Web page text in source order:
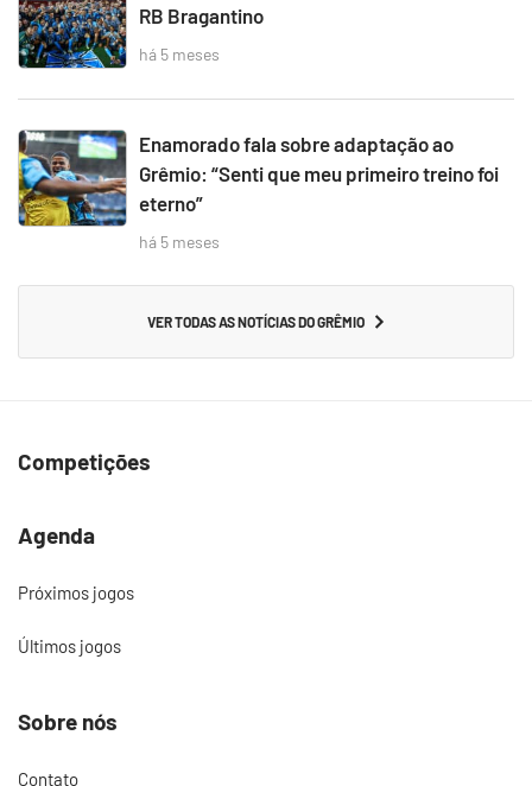
RB Bragantino
há 5 meses
Enamorado fala sobre adaptação ao
Grêmio: “Senti que meu primeiro treino foi
eterno”
há 5 meses
VER TODAS AS NOTÍCIAS DO GRÊMIO
Competições
Agenda
Próximos jogos
Últimos jogos
Sobre nós
Contato